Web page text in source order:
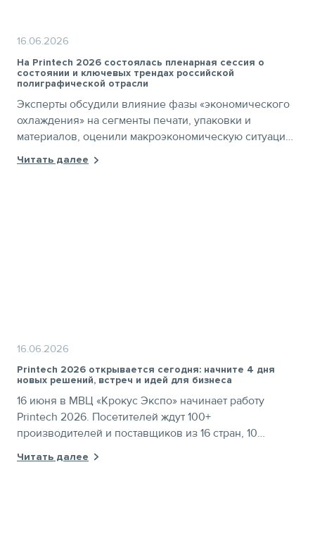
16.06.2026
На Printech 2026 состоялась пленарная сессия о
состоянии и ключевых трендах российской
полиграфической отрасли
Эксперты обсудили влияние фазы «экономического
охлаждения» на сегменты печати, упаковки и
материалов, оценили макроэкономическую ситуацию
на 2025–2026
Читать далее
16.06.2026
Printech 2026 открывается сегодня: начните 4 дня
новых решений, встреч и идей для бизнеса
16 июня в МВЦ «Крокус Экспо» начинает работу
Printech 2026. Посетителей ждут 100+
производителей и поставщиков из 16 стран, 10
конференц-залах и доступ к расширенной
Читать далее